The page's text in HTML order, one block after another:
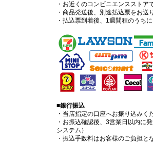
・お近くのコンビニエンスストア
・商品発送後、別途払込票をお送
・払込票到着後、1週間程のうち
■銀行振込
・当店指定の口座へお振り込みく
・お振込確認後、3営業日以内に
システム）
・振込手数料はお客様のご負担と